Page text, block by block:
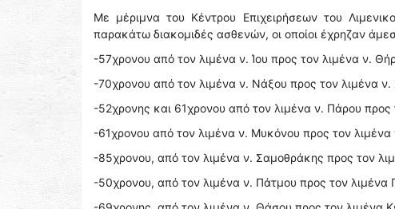
Με μέριμνα του Κέντρου Επιχειρήσεων του
παρακάτω διακομιδές ασθενών, οι οποίοι έχρηζαν
-57χρονου από τον λιμένα ν. Ίου προς τον λιμένα ν.
-70χρονου από τον λιμένα ν. Νάξου προς τον λιμένα
-52χρονης και 61χρονου από τον λιμένα ν. Πάρου
-61χρονου από τον λιμένα ν. Μυκόνου προς τον
-85χρονου, από τον λιμένα ν. Σαμοθράκης προς τον
-50χρονου, από τον λιμένα ν. Πάτμου προς τον